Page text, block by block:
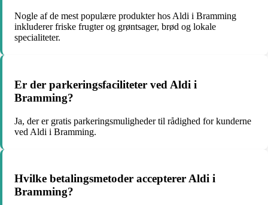
Nogle af de mest populære produkter hos Aldi i Bramming
inkluderer friske frugter og grøntsager, brød og lokale
specialiteter.
Er der parkeringsfaciliteter ved Aldi i
Bramming?
Ja, der er gratis parkeringsmuligheder til rådighed for kunderne
ved Aldi i Bramming.
Hvilke betalingsmetoder accepterer Aldi i
Bramming?